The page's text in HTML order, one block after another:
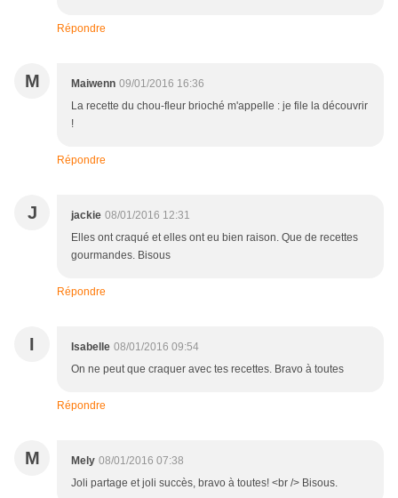
Répondre
M Maiwenn 09/01/2016 16:36
La recette du chou-fleur brioché m'appelle : je file la découvrir
!
Répondre
J jackie 08/01/2016 12:31
Elles ont craqué et elles ont eu bien raison. Que de recettes
gourmandes. Bisous
Répondre
I Isabelle 08/01/2016 09:54
On ne peut que craquer avec tes recettes. Bravo à toutes
Répondre
M Mely 08/01/2016 07:38
Joli partage et joli succès, bravo à toutes! <br /> Bisous.